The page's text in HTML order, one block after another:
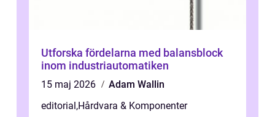
Utforska fördelarna med balansblock
inom industriautomatiken
15 maj 2026
Adam Wallin
editorial,Hårdvara & Komponenter